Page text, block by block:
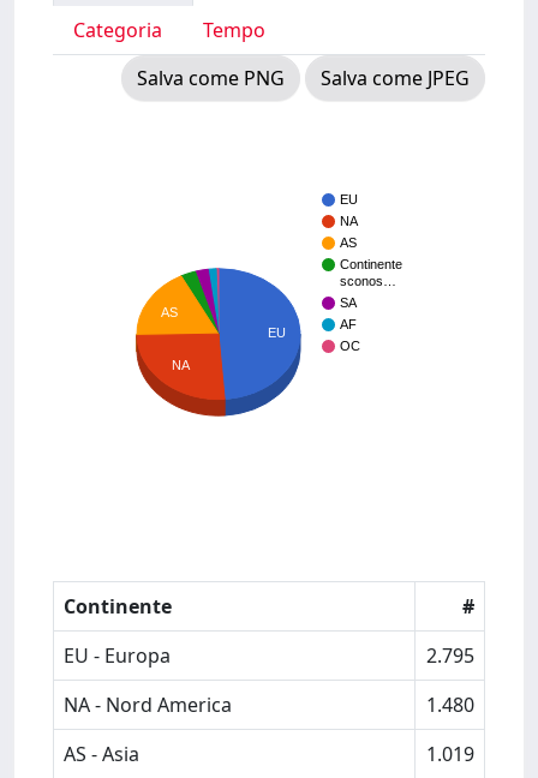
Categoria
Tempo
Salva come PNG
Salva come JPEG
EU
NA
AS
Continente
sconos…
SA
AF
OC
EU
AS
NA
Continente
#
EU - Europa
2.795
NA - Nord America
1.480
AS - Asia
1.019